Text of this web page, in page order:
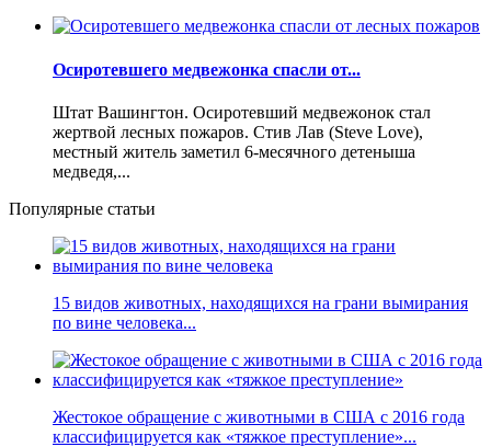
Осиротевшего медвежонка спасли от...
Штат Вашингтон. Осиротевший медвежонок стал
жертвой лесных пожаров. Стив Лав (Steve Love),
местный житель заметил 6-месячного детеныша
медведя,...
Популярные статьи
15 видов животных, находящихся на грани вымирания
по вине человека...
Жестокое обращение с животными в США с 2016 года
классифицируется как «тяжкое преступление»...